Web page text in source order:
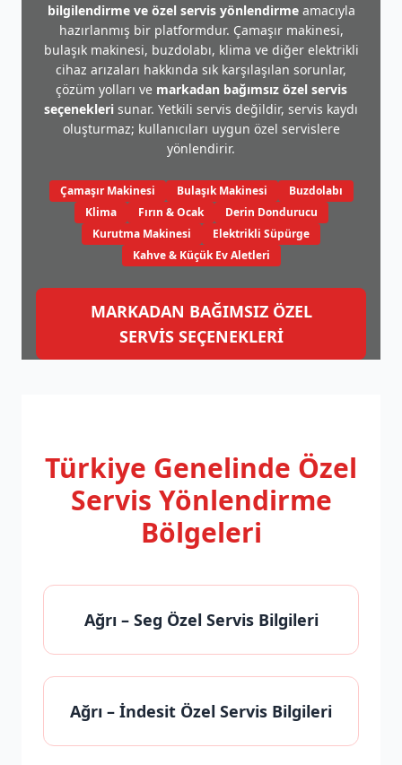
bilgilendirme ve özel servis yönlendirmeamacıyla
hazırlanmış bir platformdur. Çamaşır makinesi,
bulaşık makinesi, buzdolabı, klima ve diğer elektrikli
cihaz arızaları hakkında sık karşılaşılan sorunlar,
çözüm yolları ve markadan bağımsız özel servis
seçenekleri sunar. Yetkili servis değildir, servis kaydı
oluşturmaz; kullanıcıları uygun özel servislere
yönlendirir.
Çamaşır Makinesi Bulaşık Makinesi
Buzdolabı
Klima
Fırın & Ocak
Derin Dondurucu
Kurutma Makinesi
Elektrikli Süpürge
Kahve & Küçük Ev Aletleri
MARKADAN BAĞIMSIZ ÖZEL
SERVİS SEÇENEKLERİ
Türkiye Genelinde Özel
Servis Yönlendirme
Bölgeleri
Ağrı – Seg Özel Servis Bilgileri
Ağrı – İndesit Özel Servis Bilgileri